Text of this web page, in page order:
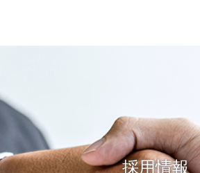
採用情報